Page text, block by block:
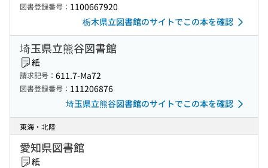
図書登録番号： 1100667920
栃木県立図書館のサイトでこの本を確認
埼玉県立熊谷図書館
紙
請求記号： 611.7-Ma72
図書登録番号： 111206876
埼玉県立熊谷図書館のサイトでこの本を確認
東海・北陸
愛知県図書館
紙